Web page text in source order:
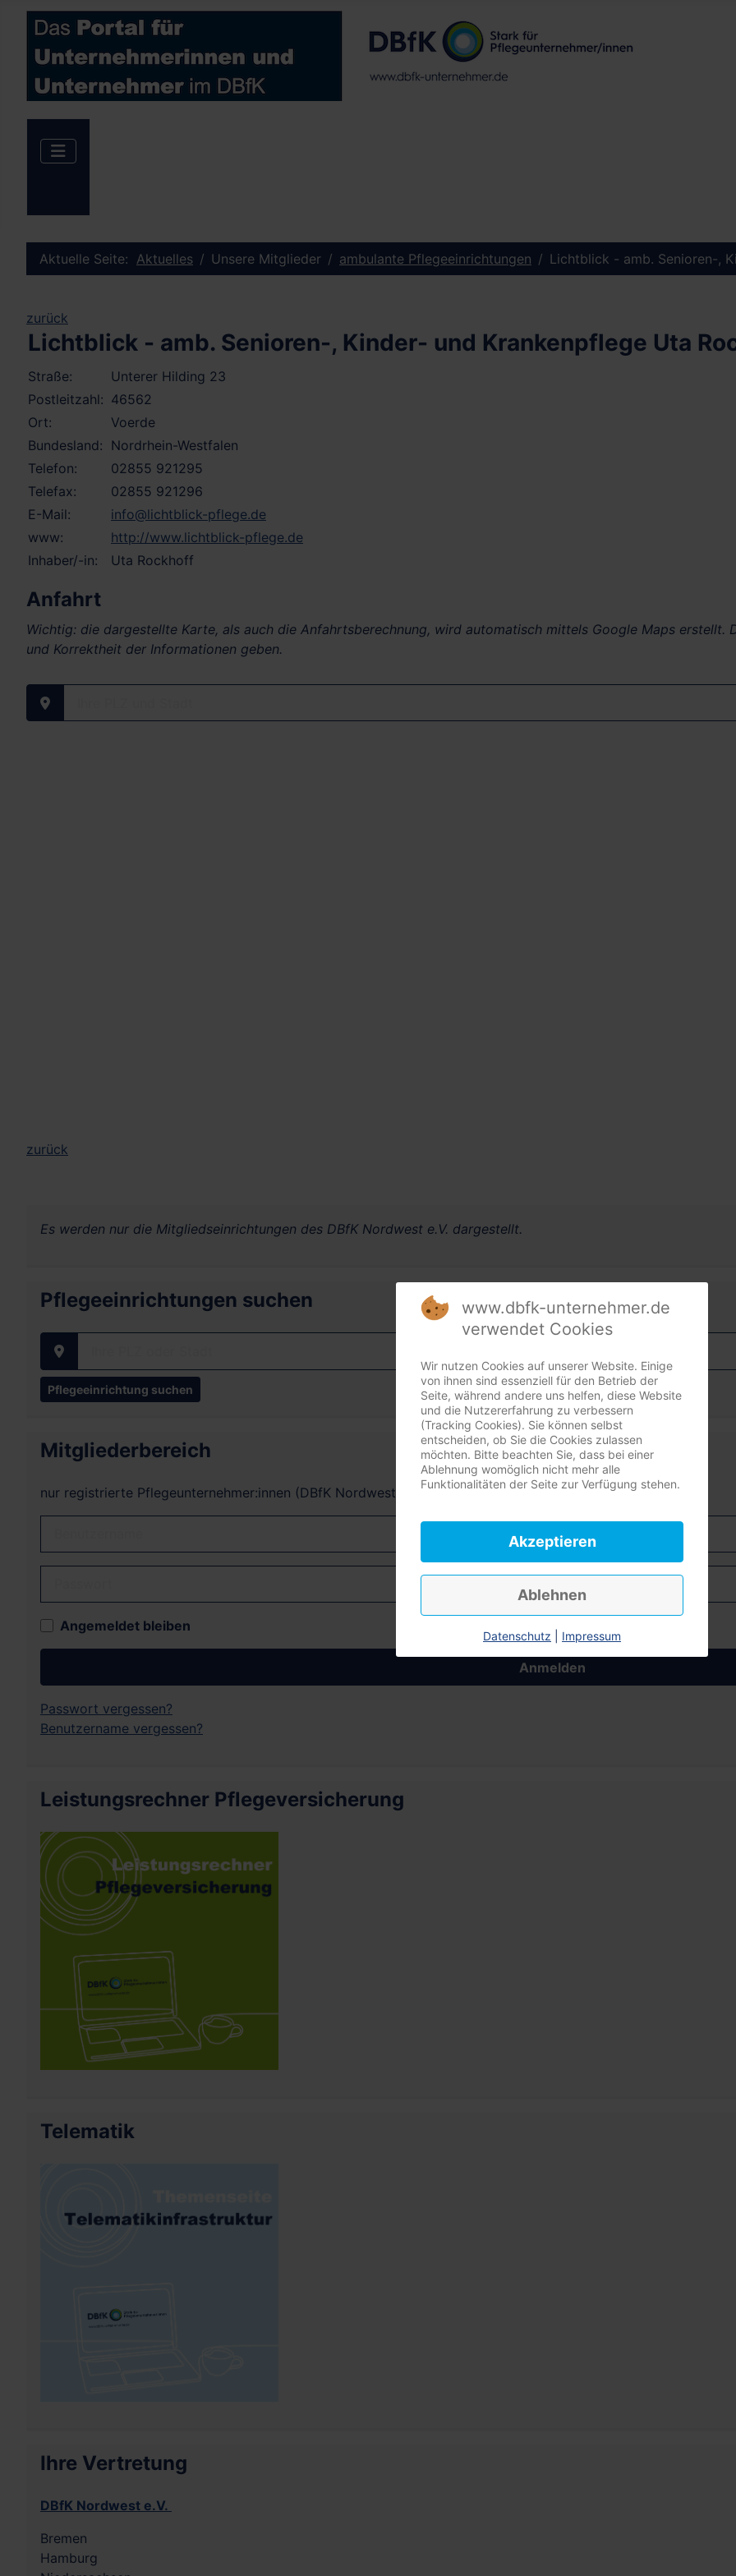
Aktuelle Seite: Aktuelles Unsere Mitglieder ambulante Pflegeeinrichtungen Lichtblick - amb. Senioren-,
zurück
Lichtblick - amb. Senioren-, Kinder- und Krankenpflege Uta
Straße:
Unterer Hilding 23
Postleitzahl: 46562
Ort:
Voerde
Bundesland: Nordrhein-Westfalen
Telefon:
02855 921295
Telefax:
02855 921296
E-Mail:
info@lichtblick-pflege.de
www:
http://www.lichtblick-pflege.de
Inhaber/-in:
Uta Rockhoff
Anfahrt
Wichtig: die dargestellte Karte, als auch die Anfahrtsberechnung, wird automatisch mittels Google Maps erstellt.
und Korrektheit der Informationen geben.
Ihre PLZ und Stadt
zurück
Es werden nur die Mitgliedseinrichtungen des DBfK Nordwest e.V. dargestellt.
Pflegeeinrichtungen suchen
Ihre PLZ oder Stadt
Mitgliederbereich
nur registrierte Pflegeunternehmer:innen (DBfK Nordwest + Südost)
Angemeldet bleiben
Anmelden
Passwort vergessen?
Benutzername vergessen?
Leistungsrechner Pflegeversicherung
Telematik
Ihre Vertretung
DBfK Nordwest e.V.
Bremen
Hamburg
www.dbfk-unternehmer.de
verwendet Cookies
Wir nutzen Cookies auf unserer Website. Einige
von ihnen sind essenziell für den Betrieb der
Seite, während andere uns helfen, diese Website
und die Nutzererfahrung zu verbessern
(Tracking Cookies). Sie können selbst
entscheiden, ob Sie die Cookies zulassen
möchten. Bitte beachten Sie, dass bei einer
Ablehnung womöglich nicht mehr alle
Funktionalitäten der Seite zur Verfügung stehen.
Akzeptieren
Ablehnen
Datenschutz Impressum